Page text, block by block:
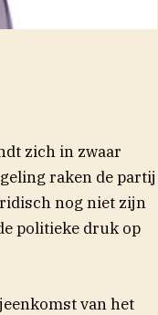
zich in zwaar
raken de partij
nog niet zijn
politieke druk op
van het